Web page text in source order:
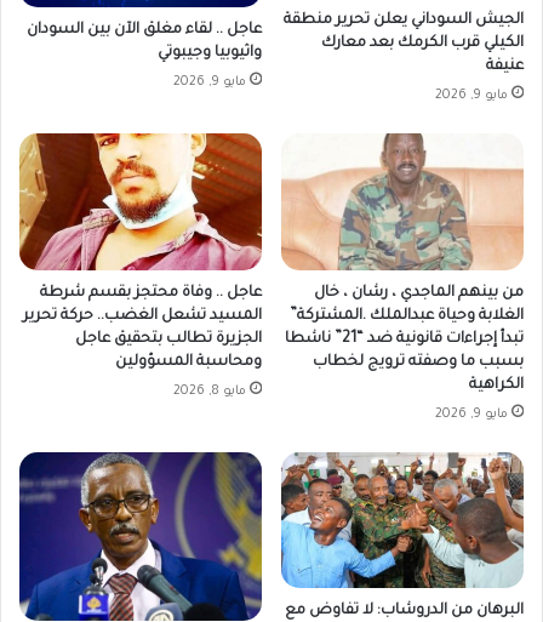
الجيش السوداني يعلن تحرير منطقة
الكيلي قرب الكرمك بعد معارك
عنيفة
مايو 9, 2026
عاجل .. لقاء مغلق الآن بين السودان
واثيوبيا وجيبوتي
مايو 9, 2026
من بينهم الماجدي ، رشان ، خال
الغلابة وحياة عبدالملك .المشتركة”
تبدأ إجراءات قانونية ضد “21” ناشطا
بسبب ما وصفته ترويج لخطاب
الكراهية
مايو 9, 2026
عاجل .. وفاة محتجز بقسم شرطة
المسيد تشعل الغضب.. حركة تحرير
الجزيرة تطالب بتحقيق عاجل
ومحاسبة المسؤولين
مايو 8, 2026
البرهان من الدروشاب: لا تفاوض مع